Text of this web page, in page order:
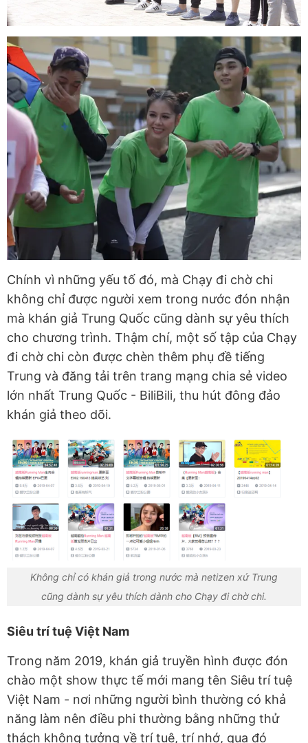
Chính vì những yếu tố đó, mà Chạy đi chờ chi
không chỉ được người xem trong nước đón nhận
mà khán giả Trung Quốc cũng dành sự yêu thích
cho chương trình. Thậm chí, một số tập của Chạy
đi chờ chi còn được chèn thêm phụ đề tiếng
Trung và đăng tải trên trang mạng chia sẻ video
lớn nhất Trung Quốc - BiliBili, thu hút đông đảo
khán giả theo dõi.
Không chỉ có khán giả trong nước mà netizen xứ Trung
cũng dành sự yêu thích dành cho Chạy đi chờ chi.
Siêu trí tuệ Việt Nam
Trong năm 2019, khán giả truyền hình được đón
chào một show thực tế mới mang tên Siêu trí tuệ
Việt Nam - nơi những người bình thường có khả
năng làm nên điều phi thường bằng những thử
thách không tưởng về trí tuệ, trí nhớ, qua đó